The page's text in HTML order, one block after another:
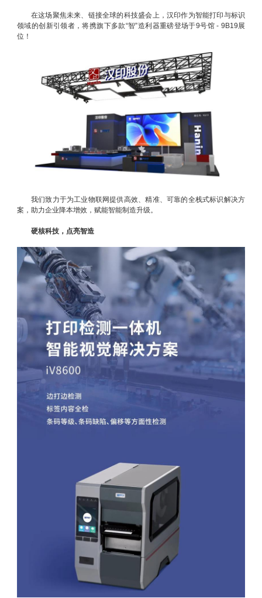
在这场聚焦未来、链接全球的科技盛会上，汉印作为智能打印与标识
领域的创新引领者，将携旗下多款“智”造利器重磅登场于9号馆 - 9B19展
位！
我们致力于为工业物联网提供高效、精准、可靠的全栈式标识解决方
案，助力企业降本增效，赋能智能制造升级。
硬核科技，点亮智造